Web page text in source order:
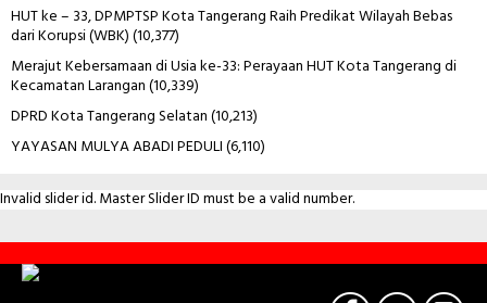
HUT ke – 33, DPMPTSP Kota Tangerang Raih Predikat Wilayah Bebas
dari Korupsi (WBK)(10,377)
Merajut Kebersamaan di Usia ke-33: Perayaan HUT Kota Tangerang di
Kecamatan Larangan(10,339)
DPRD Kota Tangerang Selatan(10,213)
YAYASAN MULYA ABADI PEDULI(6,110)
Invalid slider id. Master Slider ID must be a valid number.
Contact
Us